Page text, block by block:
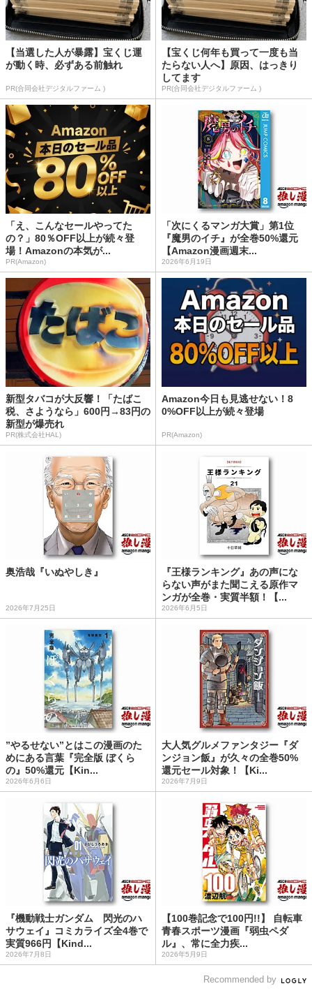
【当選した人が暴露】宝くじ運
が動く時、必ずある前触れ
PR(合同会社デジタルファーム )
【宝くじ何年も買って一度も当
たらない人へ】原因、はっきり
してます
PR(合同会社デジタルファーム )
「え、こんなセールやってた
の？」80％OFF以上が続々登
場！Amazonの本気が...
PR(Amazon)
「次にくるマンガ大賞」第1位
『魔男のイチ』が全巻50%還元
【Amazon漫画週末...
2026年6月19日
新型タバコが大反響！「たばこ
税、さようなら」600円→83円の
新型が爆売れ
PR(株式会社HAL)
Amazon今日も見逃せない！8
0%OFF以上が続々登場
PR(Amazon)
奥浩哉『いぬやしき』
2026年7月25日
『王様ランキング』あの声にな
らない声がまた聞こえる原作マ
ンガが全巻・実質半額！【...
2026年6月5日
”やるせない”とはこの漫画のた
めにある言葉『完全版 ぼくら
の』50%還元【Kin...
2026年6月6日
大人気グルメファンタジー『ダ
ンジョン飯』が久々の全巻50%
還元セール対象！【Ki...
2026年7月9日
『機動戦士ガンダム 閃光のハ
サウェイ』コミカライズ全4巻で
実質966円【Kind...
2026年7月8日
【100巻記念で100円!!】 自転車
青春スポーツ漫画『弱虫ペダ
ル』、常に全力疾...
2026年5月9日
Recommended by